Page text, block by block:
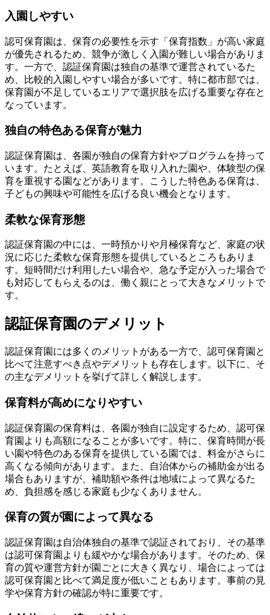
入園しやすい
認可保育園は、保育の必要性を示す「保育指数」が高い家庭
が優先されるため、競争が激しく入園が難しい場合がありま
す。一方で、認証保育園は独自の基準で運営されているた
め、比較的入園しやすい場合が多いです。特に都市部では、
保育園が不足しているエリアで選択肢を広げる重要な存在と
なっています。
独自の特色ある保育が魅力
認証保育園は、各園が独自の保育方針やプログラムを持って
います。たとえば、英語教育を取り入れた園や、体験型の保
育を重視する園などがあります。こうした特色ある保育は、
子どもの興味や可能性を広げる良い機会となります。
柔軟な保育形態
認証保育園の中には、一時預かりや月極保育など、家庭の状
況に応じた柔軟な保育形態を提供しているところもありま
す。短時間だけ利用したい場合や、急な予定が入った場合で
も対応してもらえるのは、働く親にとって大きなメリットで
す。
認証保育園のデメリット
認証保育園には多くのメリットがある一方で、認可保育園と
比べて注意すべき点やデメリットも存在します。以下に、そ
の主なデメリットを挙げて詳しく解説します。
保育料が高めになりやすい
認証保育園の保育料は、各園が独自に設定するため、認可保
育園よりも高額になることが多いです。特に、保育時間が長
い園や特色のある保育を提供している園では、料金がさらに
高くなる傾向があります。また、自治体からの補助金が出る
場合もありますが、補助額や条件は地域によって異なるた
め、負担感を感じる家庭も少なくありません。
保育の質が園によって異なる
認証保育園は自治体独自の基準で認証されており、その基準
は認可保育園よりも緩やかな場合があります。そのため、保
育の質や運営方針が園ごとに大きく異なり、場合によっては
認可保育園と比べて満足度が低いこともあります。事前の見
学や保育方針の確認が特に重要です。